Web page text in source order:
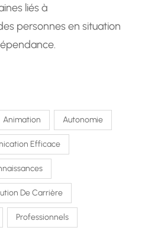
liés à
personnes en situation
Animation Autonomie
Efficace
De Carrière
Professionnels